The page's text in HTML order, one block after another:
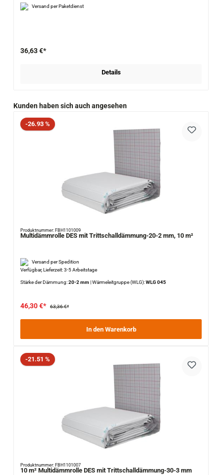
Versand per Paketdienst
36,63 €*
Details
Produktgalerie überspringen
Kunden haben sich auch angesehen
Rabatt
-26.93 %
Produktnummer: FBH1101009
Multidämmrolle DES mit Trittschalldämmung-20-2 mm, 10 m²
Versand per Spedition
Verfügbar, Lieferzeit: 3-5 Arbeitstage
Stärke der Dämmung:20-2 mm|Wärmeleitgruppe (WLG):WLG 045
46,30 €* 63,36 €*
In den Warenkorb
Rabatt
-21.51 %
Produktnummer: FBH1101007
10 m² Multidämmrolle DES mit Trittschalldämmung-30-3 mm